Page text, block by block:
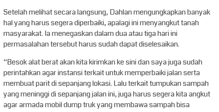
Setelah melihat secara langsung, Dahlan mengungkapkan banyak
hal yang harus segera diperbaiki, apalagi ini menyangkut tanah
masyarakat. Ia menegaskan dalam dua atau tiga hari ini
permasalahan tersebut harus sudah dapat diselesaikan.
“Besok alat berat akan kita kirimkan ke sini dan saya juga sudah
perintahkan agar instansi terkait untuk memperbaiki jalan serta
membuat parit di sepanjang lokasi. Lalu terkait tumpukan sampah
yang meninggi di sepanjang jalan ini, juga harus segera kita angkut
agar armada mobil dump truk yang membawa sampah bisa